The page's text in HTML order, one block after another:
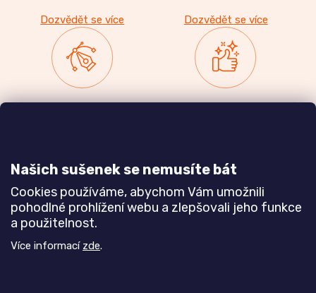
Našich sušenek se nemusíte bát
Cookies používáme, abychom Vám umožnili
pohodlné prohlížení webu a zlepšovali jeho funkce
a použitelnost.
Více informací zde.
Dozvědět se více Dozvědět se více
Dozvědět se více Dozvědět se více